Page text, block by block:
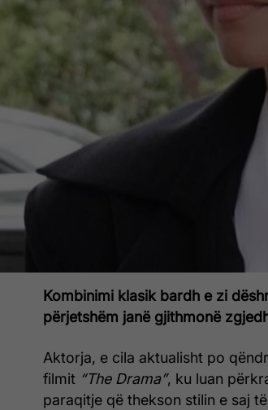
Kombinimi klasik bardh e zi
përjetshëm janë gjithmonë
Aktorja, e cila aktualisht po
filmit “The Drama”, ku luan
paraqitje që thekson stilin e saj